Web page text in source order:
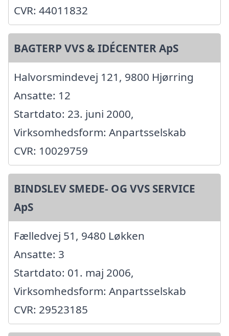
CVR: 44011832
BAGTERP VVS & IDÉCENTER ApS
Halvorsmindevej 121, 9800 Hjørring
Ansatte: 12
Startdato: 23. juni 2000,
Virksomhedsform: Anpartsselskab
CVR: 10029759
BINDSLEV SMEDE- OG VVS SERVICE
ApS
Fælledvej 51, 9480 Løkken
Ansatte: 3
Startdato: 01. maj 2006,
Virksomhedsform: Anpartsselskab
CVR: 29523185